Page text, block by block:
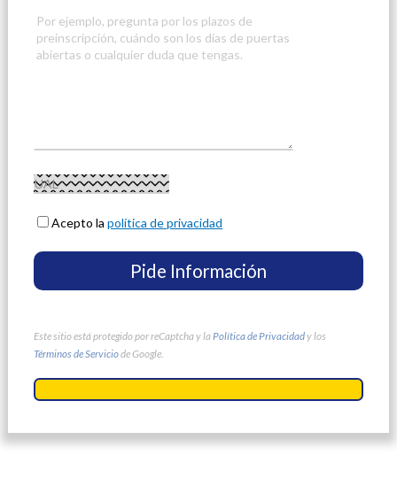
Acepto lapolítica de privacidad
Este sitio está protegido por reCaptcha y la Política de Privacidady los
Términos de Serviciode Google.